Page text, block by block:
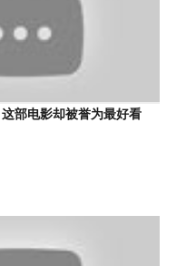
部电影却被誉为最好看